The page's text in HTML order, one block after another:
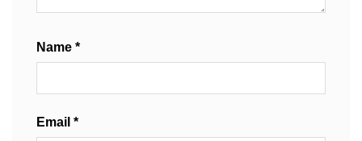
Name *
Email *